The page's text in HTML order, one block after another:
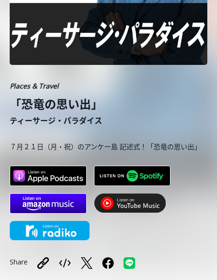
Places & Travel
「恐竜の思い出」
ティーサージ・パラダイス
７月２１日（月・祝）のアンケー島 記述式！「恐竜の思い出」
Share